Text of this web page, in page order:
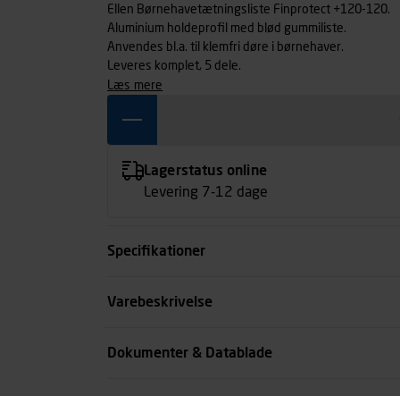
Ellen Børnehavetætningsliste Finprotect +120-120.
Aluminium holdeprofil med blød gummiliste.
Anvendes bl.a. til klemfri døre i børnehaver.
Leveres komplet, 5 dele.
læs mere
Lagerstatus online
Levering 7-12 dage
Specifikationer
Længde mm
Varebeskrivelse
Dokumenter & Datablade